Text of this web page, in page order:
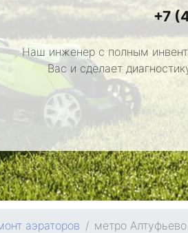
+7
Наш инженер с полным
Вас и сделает
аэраторов метро Алтуфьево